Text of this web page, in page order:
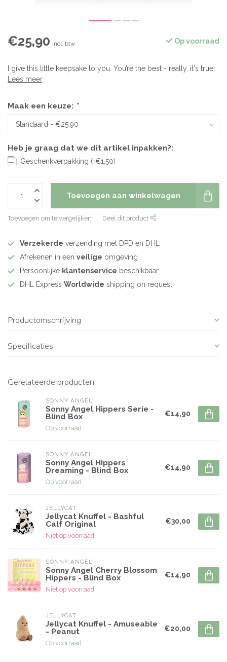
€25,90 Incl. btw Op voorraad
I give this little keepsake to you. You’re the best - really, it's true!
Lees meer.
Maak een keuze: *
Heb je graag dat we dit artikel inpakken?:
Geschenkverpakking (+€1,50)
Toevoegen aan winkelwagen
Toevoegen om te vergelijken Deel dit product
Verzekerde verzending met DPD en DHL
Afrekenen in een veilige omgeving
Persoonlijke klantenservice beschikbaar
DHL Express Worldwide shipping on request
Productomschrijving
Specificaties
Gerelateerde producten
SONNY ANGEL
Sonny Angel Hippers Serie -
Blind Box
Op voorraad
€14,90
SONNY ANGEL
Sonny Angel Hippers
Dreaming - Blind Box
Op voorraad
€14,90
JELLYCAT
Jellycat Knuffel - Bashful
Calf Original
Niet op voorraad
€30,00
SONNY ANGEL
Sonny Angel Cherry Blossom
Hippers - Blind Box
Niet op voorraad
€14,90
JELLYCAT
Jellycat Knuffel - Amuseable
- Peanut
Op voorraad
€20,00